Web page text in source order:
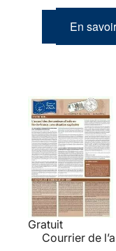
En
Gratuit
Courrier de